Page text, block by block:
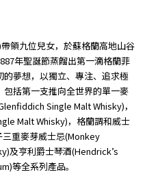
領九位兒女，於蘇格蘭高地山谷
年聖誕節蒸餾出第一滴格蘭菲
夢想，以獨立、專注、追求極
括第一支推向全世界的單一麥
Single Malt Whisky)，
Malt Whisky)，格蘭調和威士
重麥芽威士忌(Monkey
及亨利爵士琴酒(Hendrick’s
等全系列產品。